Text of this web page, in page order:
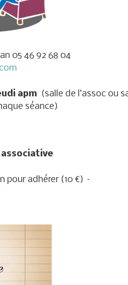
05 46 92 68 04
apm (salle de l’assoc ou
séance)
associative
pour adhérer (10 €) –